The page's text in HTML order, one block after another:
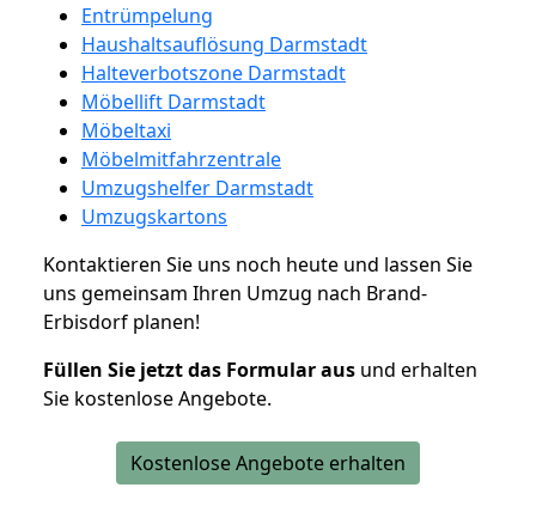
Entrümpelung
Haushaltsauflösung Darmstadt
Halteverbotszone Darmstadt
Möbellift Darmstadt
Möbeltaxi
Möbelmitfahrzentrale
Umzugshelfer Darmstadt
Umzugskartons
Kontaktieren Sie uns noch heute und lassen Sie
uns gemeinsam Ihren Umzug nach Brand-
Erbisdorf planen!
Füllen Sie jetzt das Formular aus und erhalten
Sie kostenlose Angebote.
Kostenlose Angebote erhalten